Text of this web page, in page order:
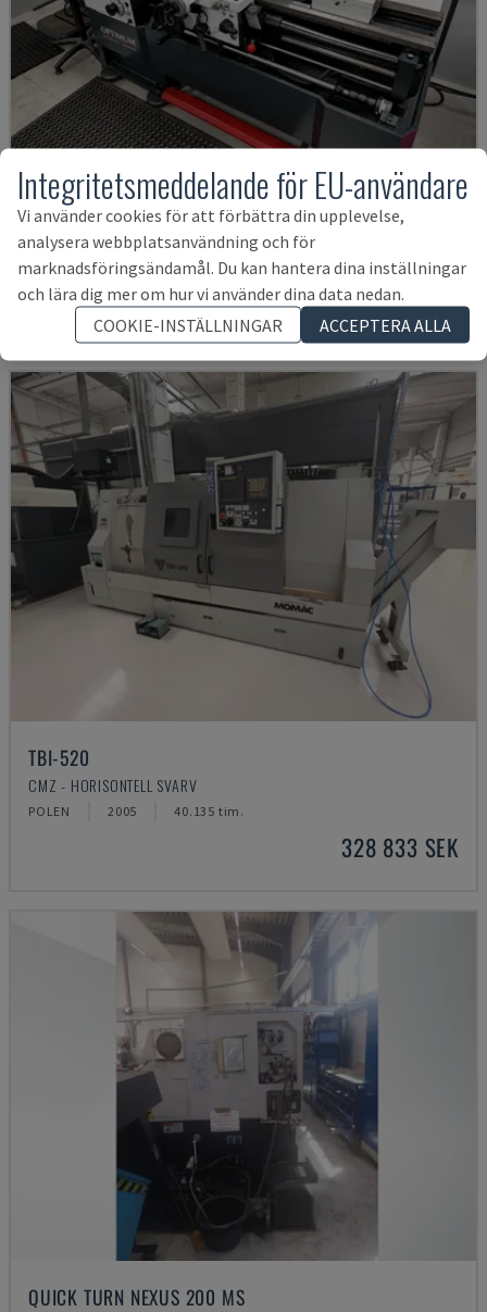
TH 4610
OPTIMUM - HORISONTELL SVARV
TYSKLAND 2018
131 533 SEK
TBI-520
CMZ - HORISONTELL SVARV
POLEN 2005 40.135 tim.
328 833 SEK
QUICK TURN NEXUS 200 MS
Integritetsmeddelande för EU-användare
Vi använder cookies för att förbättra din upplevelse,
analysera webbplatsanvändning och för
marknadsföringsändamål. Du kan hantera dina inställningar
och lära dig mer om hur vi använder dina data nedan.
COOKIE-INSTÄLLNINGAR
ACCEPTERA ALLA